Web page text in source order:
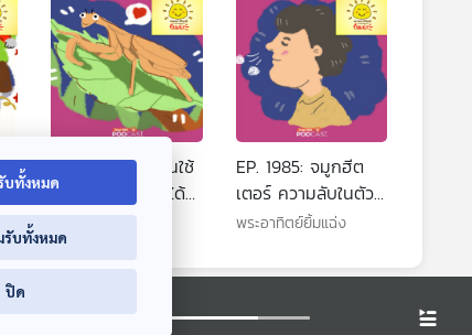
EP. 1984: ตั๊กแตนใช้
แขนยักษ์จับเหยื่อได้
ยังไง
พระอาทิตย์ยิ้มแฉ่ง
EP. 1985: จมูกฮีต
เตอร์ ความลับในตัว
เรา
พระอาทิตย์ยิ้มแฉ่ง
บทั้งหมด
รับทั้งหมด
ปิด